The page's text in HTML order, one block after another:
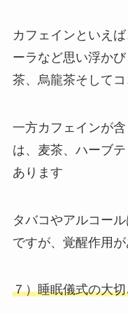
カフェインといえ
ーラなど思い浮か
茶、烏龍茶そして
一方カフェインが
は、麦茶、ハーブ
あります
タバコやアルコー
ですが、覚醒作用
７）睡眠儀式の大